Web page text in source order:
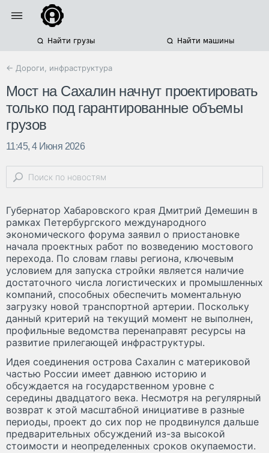
Найти грузы Найти машины
← Дороги, инфраструктура
Мост на Сахалин начнут проектировать
только под гарантированные объемы
грузов
11:45, 4 Июня 2026
Губернатор Хабаровского края Дмитрий Демешин в
рамках Петербургского международного
экономического форума заявил о приостановке
начала проектных работ по возведению мостового
перехода. По словам главы региона, ключевым
условием для запуска стройки является наличие
достаточного числа логистических и промышленных
компаний, способных обеспечить моментальную
загрузку новой транспортной артерии. Поскольку
данный критерий на текущий момент не выполнен,
профильные ведомства перенаправят ресурсы на
развитие прилегающей инфраструктуры.
Идея соединения острова Сахалин с материковой
частью России имеет давнюю историю и
обсуждается на государственном уровне с
середины двадцатого века. Несмотря на регулярный
возврат к этой масштабной инициативе в разные
периоды, проект до сих пор не продвинулся дальше
предварительных обсуждений из-за высокой
стоимости и неопределенных сроков окупаемости.